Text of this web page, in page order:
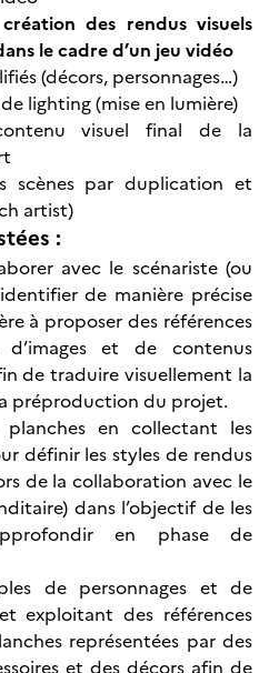
des rendus visuels
le cadre d’un jeu vidéo
(décors, personnages…)
lighting (mise en lumière)
visuel final de la
scènes par duplication et
artist)
:
avec le scénariste (ou
de manière précise
à proposer des références
et de contenus
de traduire visuellement la
préproduction du projet.
en collectant les
définir les styles de rendus
de la collaboration avec le
dans l’objectif de les
en phase de
de personnages et de
exploitant des références
représentées par des
et des décors afin de